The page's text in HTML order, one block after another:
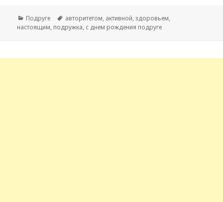
Рубрики
Подруге Метки
авторитетом, активной,здоровьем,
настоящим, подружка, с днем рождения подруге